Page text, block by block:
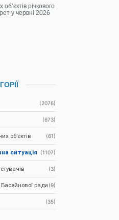
річкового
у червні 2026
(2076)
(673)
об’єктів (61)
ситуація (1107)
(3)
ради (9)
(35)